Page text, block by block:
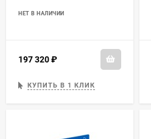
НЕТ В НАЛИЧИИ
197 320
КУПИТЬ В 1 КЛИК